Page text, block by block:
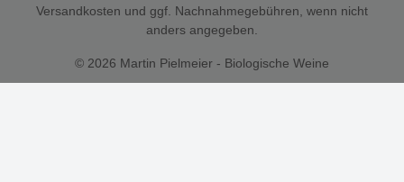
© 2026 Martin Pielmeier - Biologische Weine
Versandkosten und ggf. Nachnahmegebühren, wenn nicht
anders angegeben.